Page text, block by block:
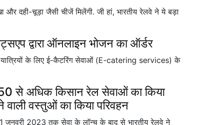
और दही-चूड़ा जैसी चीजें मिलेंगी. जी हां, भारतीय रेलवे ने ये बड़ा
द्वारा ऑनलाइन भोजन का ऑर्डर
के लिए ई-कैटरिंग सेवाओं (E-catering services) के
से अधिक किसान रेल सेवाओं का किया
वस्तुओं का किया परिवहन
2023 तक सेवा के लॉन्च के बाद से भारतीय रेलवे ने